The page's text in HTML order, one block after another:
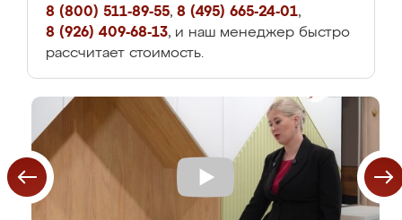
8 (800) 511-89-55, 8 (495) 665-24-01,
8 (926) 409-68-13, и наш менеджер быстро
рассчитает стоимость.